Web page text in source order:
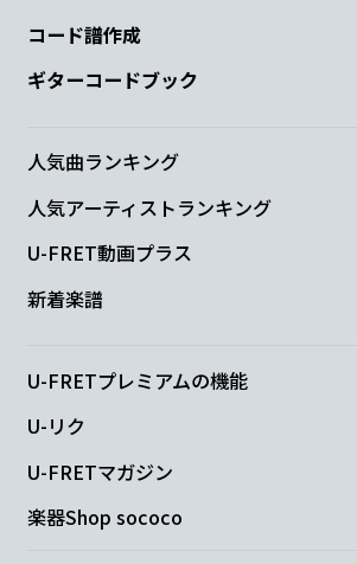
コード譜作成
ギターコードブック
人気曲ランキング
人気アーティストランキング
U-FRET動画プラス
新着楽譜
U-FRETプレミアムの機能
U-リク
U-FRETマガジン
楽器Shop sococo